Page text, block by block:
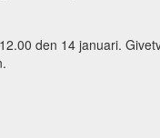
den 14 januari.